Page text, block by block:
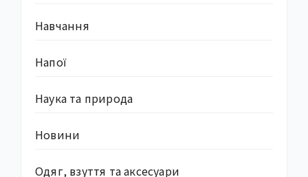
Навчання
Напої
Наука та природа
Новини
Одяг, взуття та аксесуари